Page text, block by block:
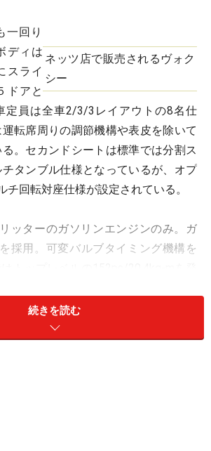
ネッツ店で販売されるヴォク
シー
一回り
ディは
スライ
ドアと
定員は全車2/3/3レイアウトの8名仕
転席周りの調節機構や表皮を除いて
。セカンドシートは標準では分割ス
タンブル仕様となっているが、オプ
チ回転対座仕様が設定されている。
ッターのガソリンエンジンのみ。ガ
採用。可変バルブタイミング機構を
成し、全車が平成22年度燃費基準を先
いる。なお、エミッションは低排出ガ
続きを読む